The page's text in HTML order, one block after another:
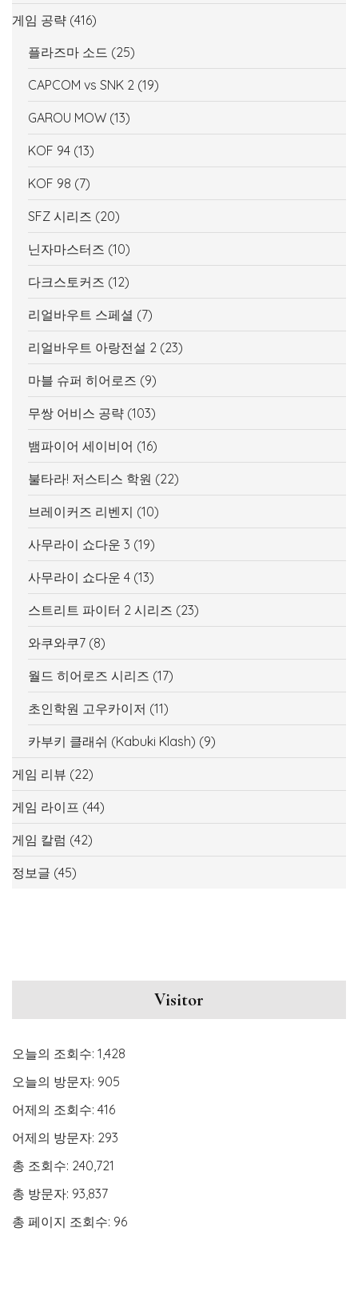
게임 공략 (416)
플라즈마 소드 (25)
CAPCOM vs SNK 2 (19)
GAROU MOW (13)
KOF 94 (13)
KOF 98 (7)
SFZ 시리즈 (20)
닌자마스터즈 (10)
다크스토커즈 (12)
리얼바우트 스페셜 (7)
리얼바우트 아랑전설 2 (23)
마블 슈퍼 히어로즈 (9)
무쌍 어비스 공략 (103)
뱀파이어 세이비어 (16)
불타라! 저스티스 학원 (22)
브레이커즈 리벤지 (10)
사무라이 쇼다운 3 (19)
사무라이 쇼다운 4 (13)
스트리트 파이터 2 시리즈 (23)
와쿠와쿠7 (8)
월드 히어로즈 시리즈 (17)
초인학원 고우카이저 (11)
카부키 클래쉬 (Kabuki Klash) (9)
게임 리뷰 (22)
게임 라이프 (44)
게임 칼럼 (42)
정보글 (45)
Visitor
오늘의 조회수: 1,428
오늘의 방문자: 905
어제의 조회수: 416
어제의 방문자: 293
총 조회수: 240,721
총 방문자: 93,837
총 페이지 조회수: 96